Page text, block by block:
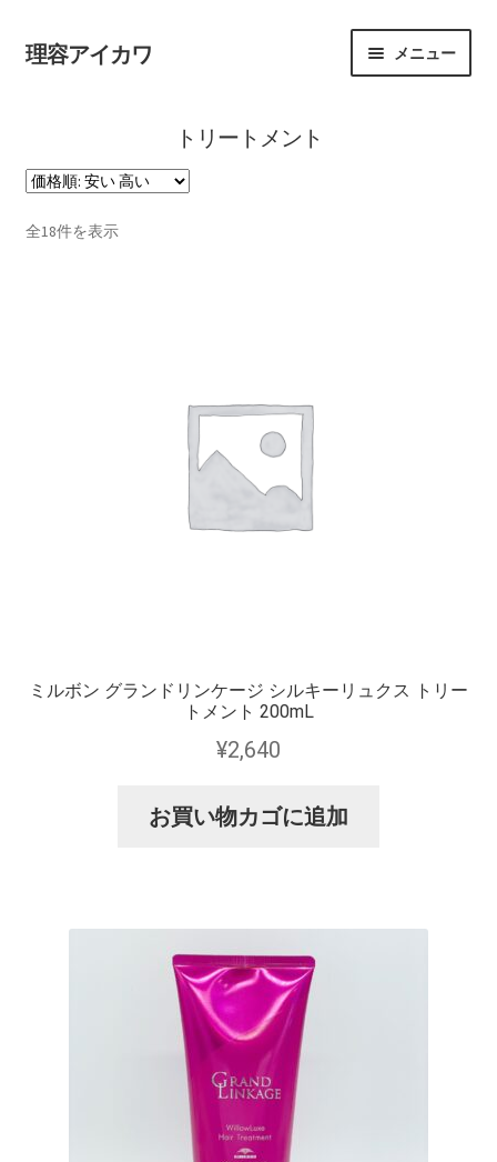
理容アイカワ メニュー
マイアカウント
トリートメント
全18件を表示
ミルボン グランドリンケージ シルキーリュクス トリー
トメント 200mL
¥2,640
お買い物カゴに追加